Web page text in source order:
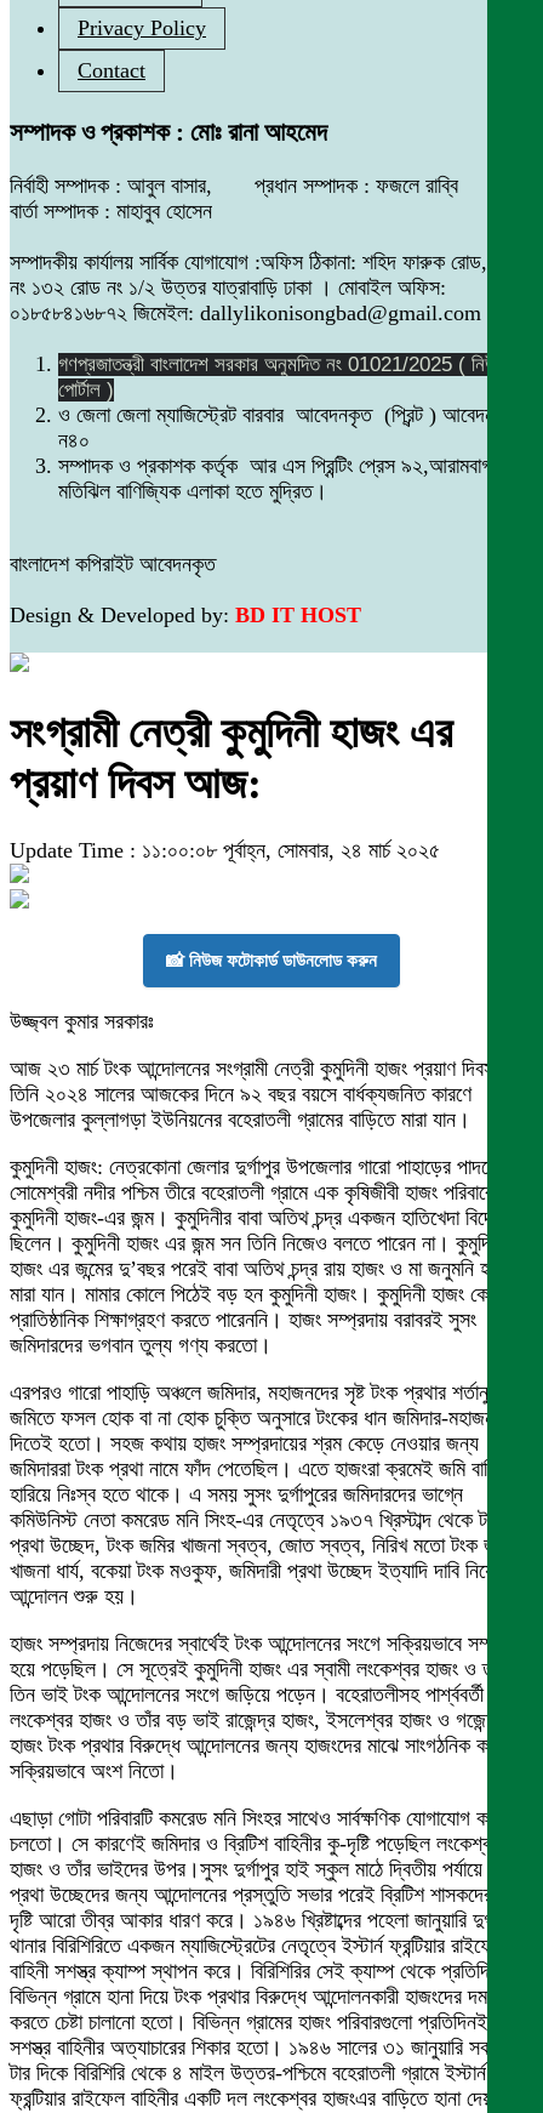
Privacy Policy
Contact
সম্পাদক ও প্রকাশক : মোঃ রানা আহমেদ
নির্বাহী সম্পাদক : আবুল বাসার, প্রধান সম্পাদক : ফজলে রাব্বি
বার্তা সম্পাদক : মাহাবুব হোসেন
সম্পাদকীয় কার্যালয় সার্বিক যোগাযোগ :অফিস ঠিকানা: শহিদ ফারুক রোড,বাসা
নং ১৩২ রোড নং ১/২ উত্তর যাত্রাবাড়ি ঢাকা । মোবাইল অফিস:
০১৮৫৮৪১৬৮৭২ জিমেইল: dallylikonisongbad@gmail.com
গণপ্রজাতন্ত্রী বাংলাদেশ সরকার অনুমদিত নং 01021/2025 ( নিউজ
পোর্টাল )
ও জেলা জেলা ম্যাজিস্ট্রেট বারবার আবেদনকৃত (প্রিন্ট ) আবেদন নং
ন৪০
সম্পাদক ও প্রকাশক কর্তৃক আর এস প্রিন্টিং প্রেস ৯২,আরামবাগ
মতিঝিল বাণিজ্যিক এলাকা হতে মুদ্রিত।
বাংলাদেশ কপিরাইট আবেদনকৃত
Design & Developed by: BD IT HOST
সংগ্রামী নেত্রী কুমুদিনী হাজং এর
প্রয়াণ দিবস আজ:
Update Time : ১১:০০:০৮ পূর্বাহ্ন, সোমবার, ২৪ মার্চ ২০২৫
📸 নিউজ ফটোকার্ড ডাউনলোড করুন
উজ্জ্বল কুমার সরকারঃ
আজ ২৩ মার্চ টংক আন্দোলনের সংগ্রামী নেত্রী কুমুদিনী হাজং প্রয়াণ দিবস।
তিনি ২০২৪ সালের আজকের দিনে ৯২ বছর বয়সে বার্ধক্যজনিত কারণে
উপজেলার কুল্লাগড়া ইউনিয়নের বহেরাতলী গ্রামের বাড়িতে মারা যান।
কুমুদিনী হাজং: নেত্রকোনা জেলার দুর্গাপুর উপজেলার গারো পাহাড়ের পাদদেশে
সোমেশ্বরী নদীর পশ্চিম তীরে বহেরাতলী গ্রামে এক কৃষিজীবী হাজং পরিবারে
কুমুদিনী হাজং-এর জন্ম। কুমুদিনীর বাবা অতিথ চন্দ্র একজন হাতিখেদা বিদ্রোহী
ছিলেন। কুমুদিনী হাজং এর জন্ম সন তিনি নিজেও বলতে পারেন না। কুমুদিনী
হাজং এর জন্মের দু’বছর পরেই বাবা অতিথ চন্দ্র রায় হাজং ও মা জনুমনি হাজং
মারা যান। মামার কোলে পিঠেই বড় হন কুমুদিনী হাজং। কুমুদিনী হাজং কোন
প্রাতিষ্ঠানিক শিক্ষাগ্রহণ করতে পারেননি। হাজং সম্প্রদায় বরাবরই সুসং
জমিদারদের ভগবান তুল্য গণ্য করতো।
এরপরও গারো পাহাড়ি অঞ্চলে জমিদার, মহাজনদের সৃষ্ট টংক প্রথার শর্তানুসারে
জমিতে ফসল হোক বা না হোক চুক্তি অনুসারে টংকের ধান জমিদার-মহাজনদের
দিতেই হতো। সহজ কথায় হাজং সম্প্রদায়ের শ্রম কেড়ে নেওয়ার জন্য
জমিদাররা টংক প্রথা নামে ফাঁদ পেতেছিল। এতে হাজংরা ক্রমেই জমি বাড়ি
হারিয়ে নিঃস্ব হতে থাকে। এ সময় সুসং দুর্গাপুরের জমিদারদের ভাগ্নে
কমিউনিস্ট নেতা কমরেড মনি সিংহ-এর নেতৃত্বে ১৯৩৭ খ্রিস্টাব্দ থেকে টংক
প্রথা উচ্ছেদ, টংক জমির খাজনা স্বত্ব, জোত স্বত্ব, নিরিখ মতো টংক জমির
খাজনা ধার্য, বকেয়া টংক মওকুফ, জমিদারী প্রথা উচ্ছেদ ইত্যাদি দাবি নিয়ে টংক
আন্দোলন শুরু হয়।
হাজং সম্প্রদায় নিজেদের স্বার্থেই টংক আন্দোলনের সংগে সক্রিয়ভাবে সম্পৃক্ত
হয়ে পড়েছিল। সে সূত্রেই কুমুদিনী হাজং এর স্বামী লংকেশ্বর হাজং ও তাঁর
তিন ভাই টংক আন্দোলনের সংগে জড়িয়ে পড়েন। বহেরাতলীসহ পার্শ্ববর্তী গ্রামে
লংকেশ্বর হাজং ও তাঁর বড় ভাই রাজেন্দ্র হাজং, ইসলেশ্বর হাজং ও গজেন্দ্র
হাজং টংক প্রথার বিরুদ্ধে আন্দোলনের জন্য হাজংদের মাঝে সাংগঠনিক কাজে
সক্রিয়ভাবে অংশ নিতো।
এছাড়া গোটা পরিবারটি কমরেড মনি সিংহর সাথেও সার্বক্ষণিক যোগাযোগ করে
চলতো। সে কারণেই জমিদার ও ব্রিটিশ বাহিনীর কু-দৃষ্টি পড়েছিল লংকেশ্বর
হাজং ও তাঁর ভাইদের উপর।সুসং দুর্গাপুর হাই স্কুল মাঠে দ্বিতীয় পর্যায়ে টংক
প্রথা উচ্ছেদের জন্য আন্দোলনের প্রস্তুতি সভার পরেই ব্রিটিশ শাসকদের কু-
দৃষ্টি আরো তীব্র আকার ধারণ করে। ১৯৪৬ খ্রিষ্টাব্দের পহেলা জানুয়ারি দুর্গাপুর
থানার বিরিশিরিতে একজন ম্যাজিস্ট্রেটের নেতৃত্বে ইস্টার্ন ফ্রন্টিয়ার রাইফেল
বাহিনী সশস্ত্র ক্যাম্প স্থাপন করে। বিরিশিরির সেই ক্যাম্প থেকে প্রতিদিন
বিভিন্ন গ্রামে হানা দিয়ে টংক প্রথার বিরুদ্ধে আন্দোলনকারী হাজংদের দমন
করতে চেষ্টা চালানো হতো। বিভিন্ন গ্রামের হাজং পরিবারগুলো প্রতিদিনই
সশস্ত্র বাহিনীর অত্যাচারের শিকার হতো। ১৯৪৬ সালের ৩১ জানুয়ারি সকাল ১০
টার দিকে বিরিশিরি থেকে ৪ মাইল উত্তর-পশ্চিমে বহেরাতলী গ্রামে ইস্টার্ন
ফ্রন্টিয়ার রাইফেল বাহিনীর একটি দল লংকেশ্বর হাজংএর বাড়িতে হানা দেয়।